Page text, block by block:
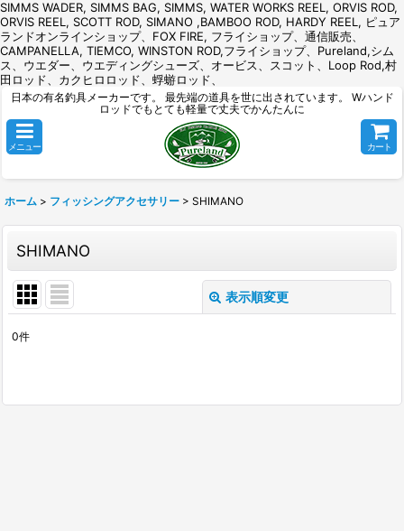
SIMMS WADER, SIMMS BAG, SIMMS, WATER WORKS REEL, ORVIS ROD,
ORVIS REEL, SCOTT ROD, SIMANO ,BAMBOO ROD, HARDY REEL, ピュア
ランドオンラインショップ、FOX FIRE, フライショップ、通信販売、
CAMPANELLA, TIEMCO, WINSTON ROD,フライショップ、Pureland,シム
ス、ウエダー、ウエディングシューズ、オービス、スコット、Loop Rod,村
田ロッド、カクヒロロッド、蜉蝣ロッド、
日本の有名釣具メーカーです。 最先端の道具を世に出されています。 Wハンド
ロッドでもとても軽量で丈夫でかんたんに
メニュー カート
ホーム > フィッシングアクセサリー > SHIMANO
SHIMANO
表示順変更
0件